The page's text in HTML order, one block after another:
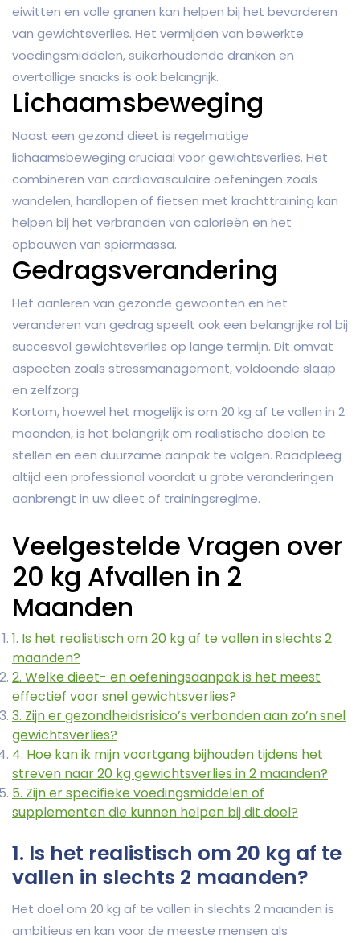
eiwitten en volle granen kan helpen bij het bevorderen
van gewichtsverlies. Het vermijden van bewerkte
voedingsmiddelen, suikerhoudende dranken en
overtollige snacks is ook belangrijk.
Lichaamsbeweging
Naast een gezond dieet is regelmatige
lichaamsbeweging cruciaal voor gewichtsverlies. Het
combineren van cardiovasculaire oefeningen zoals
wandelen, hardlopen of fietsen met krachttraining kan
helpen bij het verbranden van calorieën en het
opbouwen van spiermassa.
Gedragsverandering
Het aanleren van gezonde gewoonten en het
veranderen van gedrag speelt ook een belangrijke rol bij
succesvol gewichtsverlies op lange termijn. Dit omvat
aspecten zoals stressmanagement, voldoende slaap
en zelfzorg.
Kortom, hoewel het mogelijk is om 20 kg af te vallen in 2
maanden, is het belangrijk om realistische doelen te
stellen en een duurzame aanpak te volgen. Raadpleeg
altijd een professional voordat u grote veranderingen
aanbrengt in uw dieet of trainingsregime.
Veelgestelde Vragen over
20 kg Afvallen in 2
Maanden
1. Is het realistisch om 20 kg af te vallen in slechts 2
maanden?
2. Welke dieet- en oefeningsaanpak is het meest
effectief voor snel gewichtsverlies?
3. Zijn er gezondheidsrisico’s verbonden aan zo’n snel
gewichtsverlies?
4. Hoe kan ik mijn voortgang bijhouden tijdens het
streven naar 20 kg gewichtsverlies in 2 maanden?
5. Zijn er specifieke voedingsmiddelen of
supplementen die kunnen helpen bij dit doel?
1. Is het realistisch om 20 kg af te
vallen in slechts 2 maanden?
Het doel om 20 kg af te vallen in slechts 2 maanden is
ambitieus en kan voor de meeste mensen als